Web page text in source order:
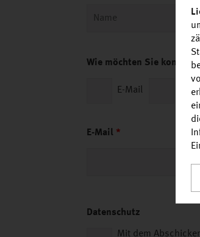
Wie möchten Sie
E-Mail
E-Mail *
Datenschutz
Mit dem